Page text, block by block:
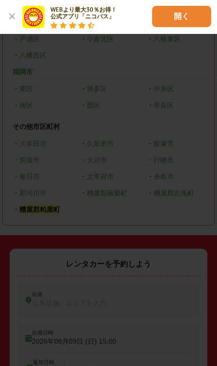
WEBより最大30％お得！
公式アプリ「ニコパス」
開く
北九州市
・ 戸畑区 ・ 小倉北区 ・ 八幡東区
・ 八幡西区
福岡市
・ 東区 ・ 博多区 ・ 中央区
・ 南区 ・ 西区 ・早良区
その他市区町村
・ 大牟田市 ・ 久留米市 ・ 飯塚市
・ 筑後市 ・ 大川市 ・行橋市
・ 春日市 ・ 太宰府市 ・ 糸島市
・ 那珂川市 ・ 糟屋郡篠栗町 ・ 糟屋郡志免町
・ 糟屋郡粕屋町
レンタカーを予約しよう
出発
出発日時
2026年08月09日 (日) 15:00
返却日時